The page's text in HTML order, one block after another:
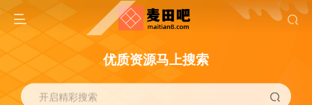
优质资源马上搜索
开启精彩搜索